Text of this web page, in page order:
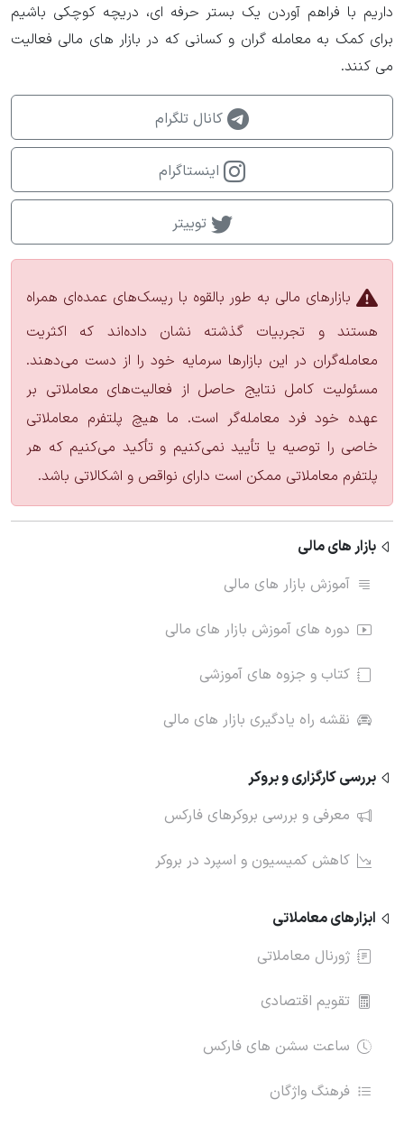
داریم با فراهم آوردن یک بستر حرفه ای، دریچه کوچکی باشیم
برای کمک به معامله گران و کسانی که در بازار های مالی فعالیت
می کنند.
کانال تلگرام
اینستاگرام
توییتر
بازارهای مالی به طور بالقوه با ریسک‌های عمده‌ای همراه
هستند و تجربیات گذشته نشان داده‌اند که اکثریت
معامله‌گران در این بازارها سرمایه خود را از دست می‌دهند.
مسئولیت کامل نتایج حاصل از فعالیت‌های معاملاتی بر
عهده خود فرد معامله‌گر است. ما هیچ پلتفرم معاملاتی
خاصی را توصیه یا تأیید نمی‌کنیم و تأکید می‌کنیم که هر
پلتفرم معاملاتی ممکن است دارای نواقص و اشکالاتی باشد.
بازار های مالی
آموزش بازار های مالی
دوره های آموزش بازار های مالی
کتاب و جزوه های آموزشی
نقشه راه یادگیری بازار های مالی
بررسی کارگزاری و بروکر
معرفی و بررسی بروکرهای فارکس
کاهش کمیسیون و اسپرد در بروکر
ابزارهای معاملاتی
ژورنال معاملاتی
تقویم اقتصادی
ساعت سشن های فارکس
فرهنگ واژگان